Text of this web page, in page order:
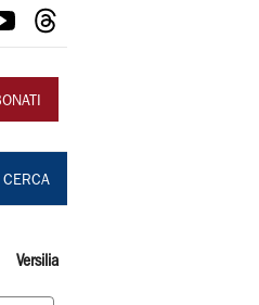
CERCA
Versilia